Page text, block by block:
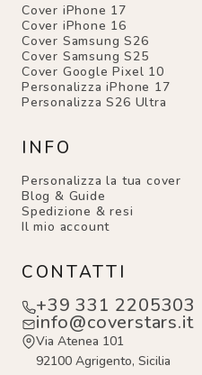
Cover iPhone 17
Cover iPhone 16
Cover Samsung S26
Cover Samsung S25
Cover Google Pixel 10
Personalizza iPhone 17
Personalizza S26 Ultra
INFO
Personalizza la tua cover
Blog & Guide
Spedizione & resi
Il mio account
CONTATTI
+39 331 2205303
info@coverstars.it
Via Atenea 101
92100 Agrigento, Sicilia